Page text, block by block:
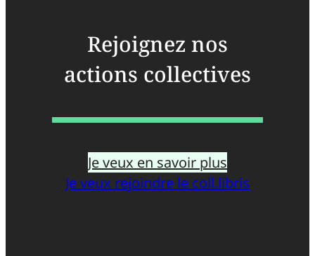
Rejoignez nos
actions collectives
Je veux en savoir plus
Je veux rejoindre le coll.libris